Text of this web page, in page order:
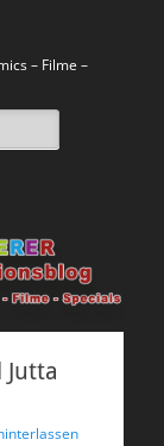
– Filme –
Jutta